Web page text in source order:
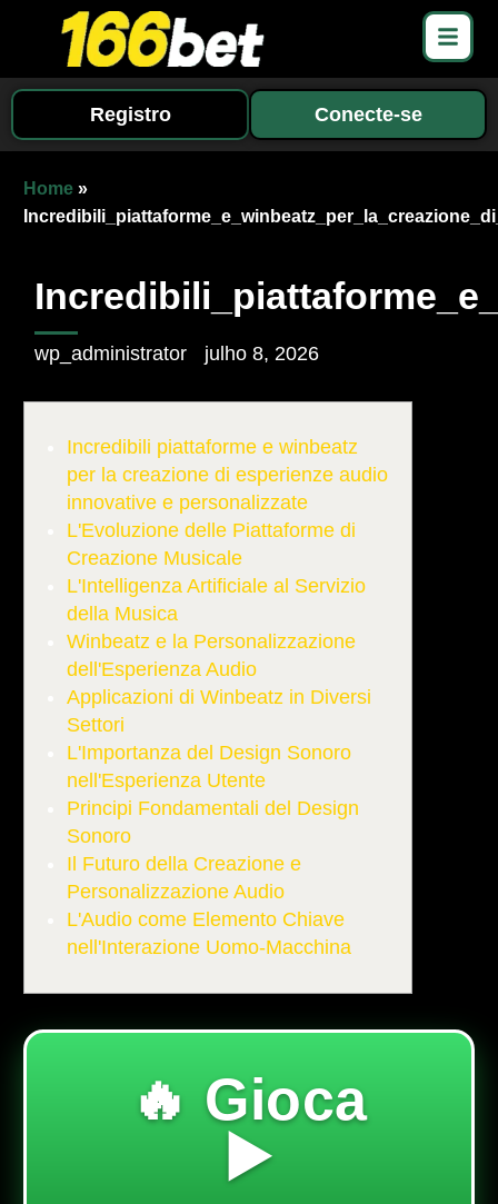
Registro Conecte-se
Home »
wp_administrator julho 8, 2026
Incredibili piattaforme e winbeatz
per la creazione di esperienze audio
innovative e personalizzate
L'Evoluzione delle Piattaforme di
Creazione Musicale
L'Intelligenza Artificiale al Servizio
della Musica
Winbeatz e la Personalizzazione
dell'Esperienza Audio
Applicazioni di Winbeatz in Diversi
Settori
L'Importanza del Design Sonoro
nell'Esperienza Utente
Principi Fondamentali del Design
Sonoro
Il Futuro della Creazione e
Personalizzazione Audio
L'Audio come Elemento Chiave
nell'Interazione Uomo-Macchina
🔥 Gioca
▶️